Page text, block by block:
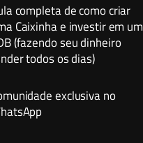
completa de como criar
Caixinha e investir em um
(fazendo seu dinheiro
todos os dias)
exclusiva no